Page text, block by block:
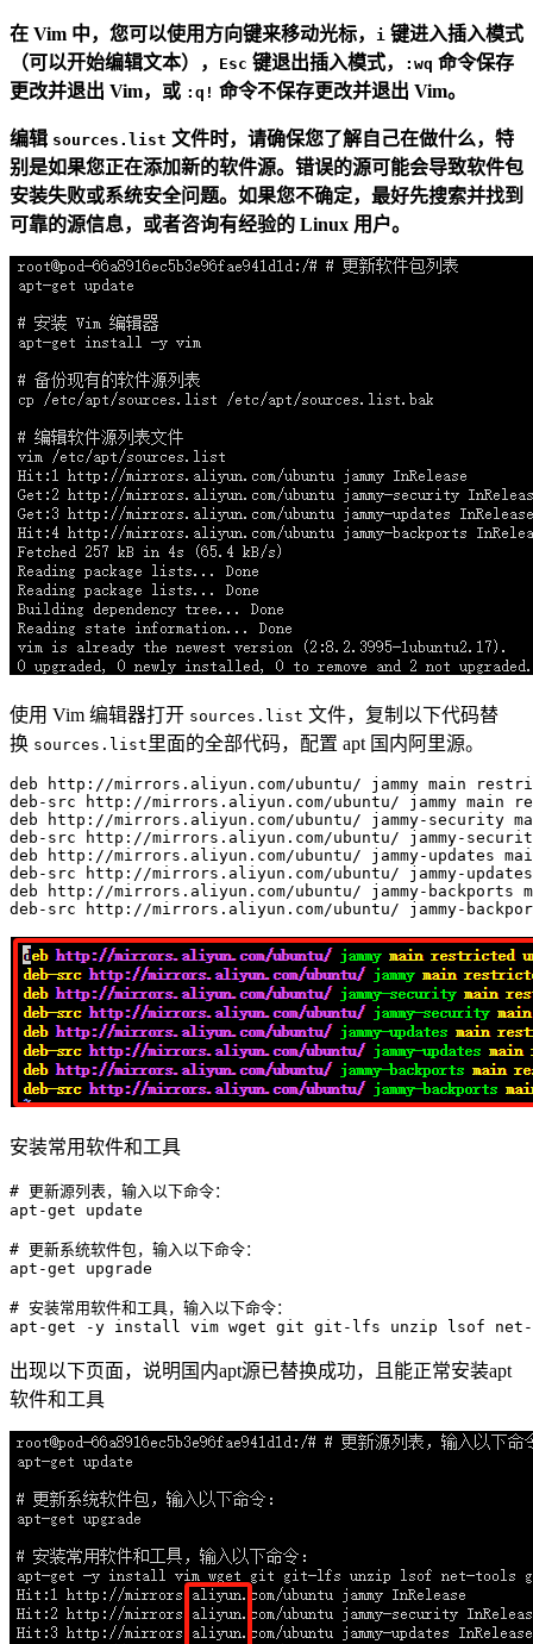
在 Vim 中，您可以使用方向键来移动光标， i 键进入插入模式
（可以开始编辑文本），
Esc 键退出插入模式， :wq 命令保存
更改并退出 Vim，或 :q! 命令不保存更改并退出 Vim。
编辑 sources.list 文件时，请确保您了解自己在做什么，特
别是如果您正在添加新的软件源。错误的源可能会导致软件包
安装失败或系统安全问题。如果您不确定，最好先搜索并找到
可靠的源信息，或者咨询有经验的 Linux 用户。
使用 Vim 编辑器打开 sources.list 文件，复制以下代码替
换 sources.list 里面的全部代码，配置 apt 国内阿里源。
deb http://mirrors.aliyun.com/ubuntu/ jammy main
deb-src http://mirrors.aliyun.com/ubuntu/ jammy main
deb http://mirrors.aliyun.com/ubuntu/ jammy-security
deb-src http://mirrors.aliyun.com/ubuntu/ jammy-
deb http://mirrors.aliyun.com/ubuntu/ jammy-updates
deb-src http://mirrors.aliyun.com/ubuntu/ jammy-
deb http://mirrors.aliyun.com/ubuntu/ jammy-
安装常用软件和工具
# 更新源列表，输入以下命令：
apt-get update
# 更新系统软件包，输入以下命令：
apt-get upgrade
# 安装常用软件和工具，输入以下命令：
apt-get
出现以下页面，说明国内apt源已替换成功，且能正常安装apt
软件和工具